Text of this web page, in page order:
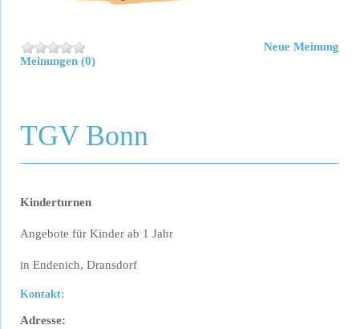
Meinungen (0)
Neue Meinung
TGV Bonn
Kinderturnen
Angebote für Kinder ab 1 Jahr
in Endenich, Dransdorf
Kontakt:
Adresse: